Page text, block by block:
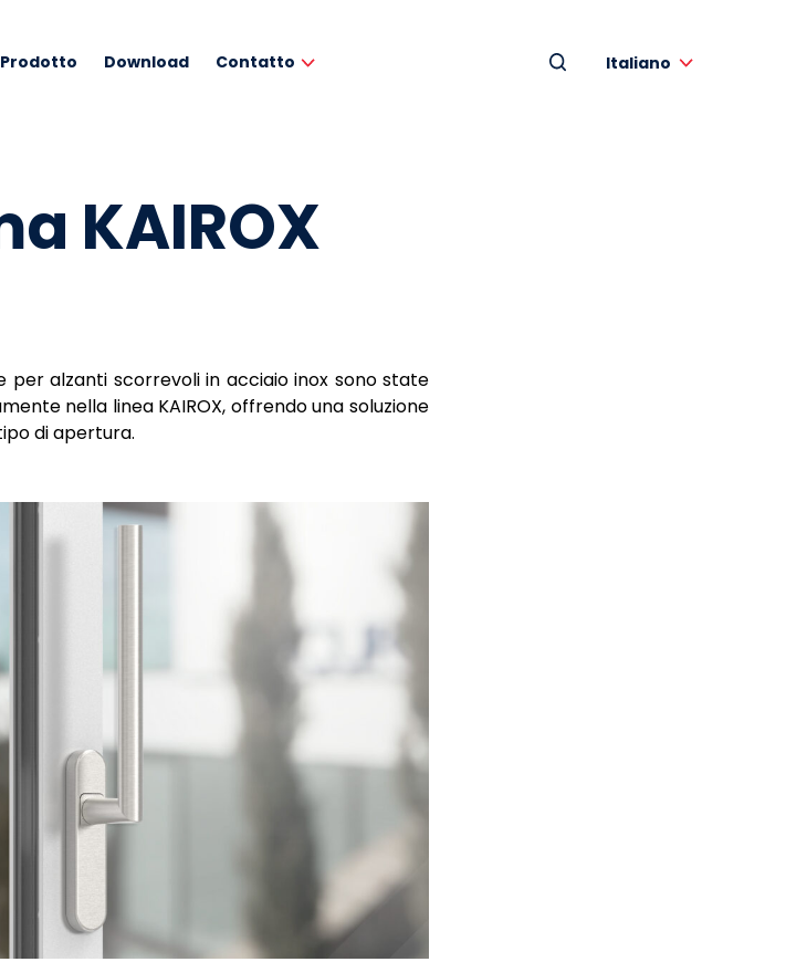
Prodotto Download Contatto Italiano
KAIROX
per alzanti scorrevoli in acciaio inox sono state
nella linea KAIROX, offrendo una soluzione
di apertura.